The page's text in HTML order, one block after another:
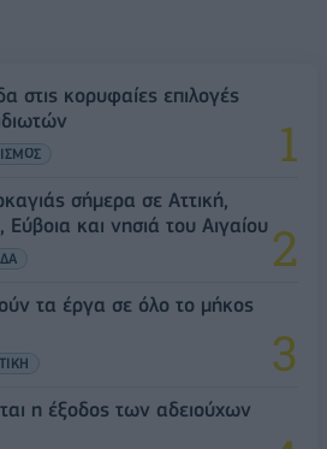
στις κορυφαίες επιλογές
σήμερα σε Αττική,
και νησιά του Αιγαίου
τα έργα σε όλο το μήκος
η έξοδος των αδειούχων